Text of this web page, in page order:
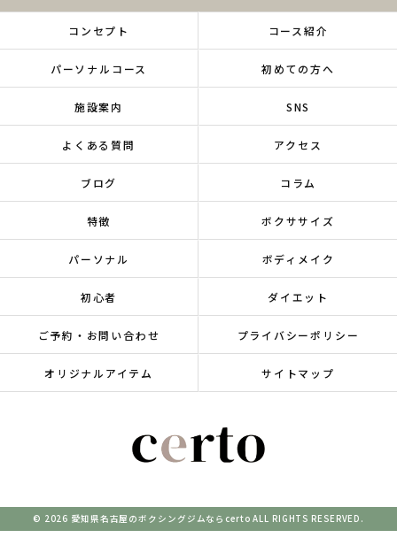
コンセプト コース紹介
パーソナルコース 初めての方へ
施設案内 SNS
よくある質問 アクセス
ブログ コラム
特徴 ボクササイズ
パーソナル ボディメイク
初心者 ダイエット
ご予約・お問い合わせ プライバシーポリシー
オリジナルアイテム サイトマップ
© 2026 愛知県名古屋のボクシングジムならcerto ALL RIGHTS RESERVED.